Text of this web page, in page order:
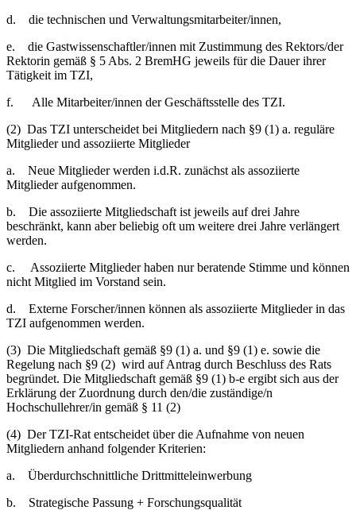
d. die technischen und Verwaltungsmitarbeiter/innen,
e. die Gastwissenschaftler/innen mit Zustimmung des Rektors/der
Rektorin gemäß § 5 Abs. 2 BremHG jeweils für die Dauer ihrer
Tätigkeit im TZI,
f. Alle Mitarbeiter/innen der Geschäftsstelle des TZI.
(2) Das TZI unterscheidet bei Mitgliedern nach §9 (1) a. reguläre
Mitglieder und assoziierte Mitglieder
a. Neue Mitglieder werden i.d.R. zunächst als assoziierte
Mitglieder aufgenommen.
b. Die assoziierte Mitgliedschaft ist jeweils auf drei Jahre
beschränkt, kann aber beliebig oft um weitere drei Jahre verlängert
werden.
c. Assoziierte Mitglieder haben nur beratende Stimme und können
nicht Mitglied im Vorstand sein.
d. Externe Forscher/innen können als assoziierte Mitglieder in das
TZI aufgenommen werden.
(3) Die Mitgliedschaft gemäß §9 (1) a. und §9 (1) e. sowie die
Regelung nach §9 (2) wird auf Antrag durch Beschluss des Rats
begründet. Die Mitgliedschaft gemäß §9 (1) b-e ergibt sich aus der
Erklärung der Zuordnung durch den/die zuständige/n
Hochschullehrer/in gemäß § 11 (2)
(4) Der TZI-Rat entscheidet über die Aufnahme von neuen
Mitgliedern anhand folgender Kriterien:
a. Überdurchschnittliche Drittmitteleinwerbung
b. Strategische Passung + Forschungsqualität